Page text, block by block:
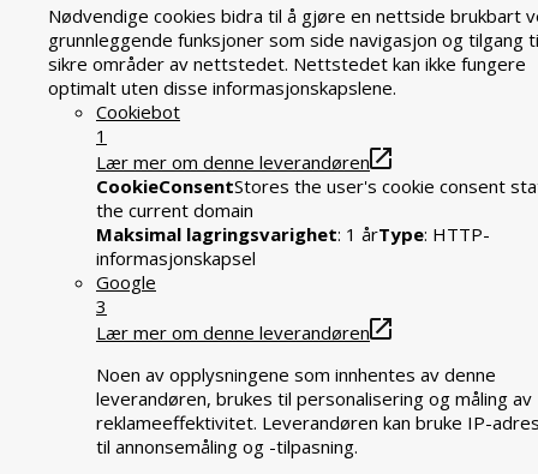
Nødvendige cookies bidra til å gjøre en nettside brukbart
grunnleggende funksjoner som side navigasjon og tilgang
sikre områder av nettstedet. Nettstedet kan ikke fungere
optimalt uten disse informasjonskapslene.
Cookiebot
1
Lær mer om denne leverandøren
CookieConsentStores the user's cookie consent
the current domain
Maksimal lagringsvarighet: 1 årType: HTTP-
informasjonskapsel
Google
3
Lær mer om denne leverandøren
Noen av opplysningene som innhentes av denne
leverandøren, brukes til personalisering og måling av
reklameeffektivitet. Leverandøren kan bruke IP-
til annonsemåling og -tilpasning.